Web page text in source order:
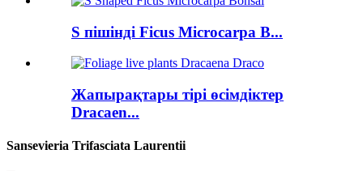
S пішінді Ficus Microcarpa B...
Жапырақтары тірі өсімдіктер
Dracaen...
Sansevieria Trifasciata Laurentii